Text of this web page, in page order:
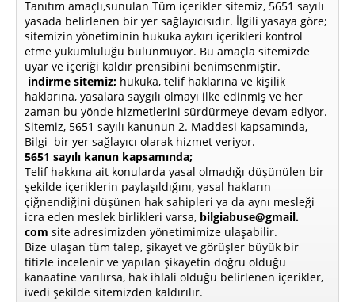
Tanıtım amaçlı,sunulan Tüm içerikler sitemiz, 5651 sayılı
yasada belirlenen bir yer sağlayıcısıdır. İlgili yasaya göre;
sitemizin yönetiminin hukuka aykırı içerikleri kontrol
etme yükümlülüğü bulunmuyor. Bu amaçla sitemizde
uyar ve içeriği kaldır prensibini benimsenmiştir.
indirme sitemiz; hukuka, telif haklarına ve kişilik
haklarına, yasalara saygılı olmayı ilke edinmiş ve her
zaman bu yönde hizmetlerini sürdürmeye devam ediyor.
Sitemiz, 5651 sayılı kanunun 2. Maddesi kapsamında,
Bilgi bir yer sağlayıcı olarak hizmet veriyor.
5651 sayılı kanun kapsamında;
Telif hakkına ait konularda yasal olmadığı düşünülen bir
şekilde içeriklerin paylaşıldığını, yasal hakların
çiğnendiğini düşünen hak sahipleri ya da aynı mesleği
icra eden meslek birlikleri varsa, bilgiabuse@gmail.
com site adresimizden yönetimimize ulaşabilir.
Bize ulaşan tüm talep, şikayet ve görüşler büyük bir
titizle incelenir ve yapılan şikayetin doğru olduğu
kanaatine varılırsa, hak ihlali olduğu belirlenen içerikler,
ivedi şekilde sitemizden kaldırılır.